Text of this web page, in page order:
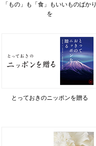
「もの」も「食」もいいものばかり
を
とっておきのニッポンを贈る